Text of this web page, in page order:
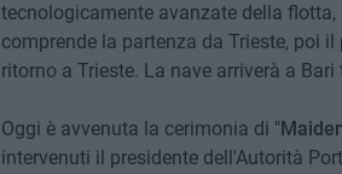
tecnologicamente avanzate della
comprende la partenza da Trieste, poi
ritorno a Trieste. La nave arriverà a
Oggi è avvenuta la cerimonia di "
intervenuti il presidente dell'Autorità